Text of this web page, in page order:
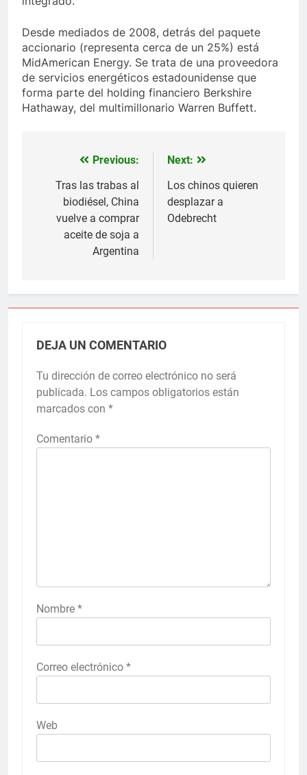
Desde mediados de 2008, detrás del paquete
accionario (representa cerca de un 25%) está
MidAmerican Energy. Se trata de una proveedora
de servicios energéticos estadounidense que
forma parte del holding financiero Berkshire
Hathaway, del multimillonario Warren Buffett.
Navegación
entradas
Previous:
Tras las trabas al
biodiésel, China
vuelve a comprar
aceite de soja a
Argentina
Next:
Los chinos quieren
desplazar a
Odebrecht
DEJA UN COMENTARIO
Tu dirección de correo electrónico no será
publicada. Los campos obligatorios están
marcados con *
Comentario *
Nombre *
Correo electrónico *
Web